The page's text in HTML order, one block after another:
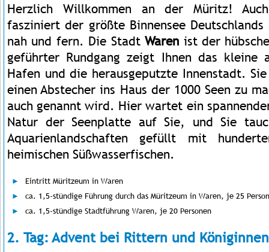
Herzlich Willkommen an der Müritz!
fasziniert der größte Binnensee
nah und fern. Die StadtWaren ist der
geführter Rundgang zeigt Ihnen das kleine
Hafen und die herausgeputzte Innenstadt.
einen Abstecher ins Haus der 1000 Seen zu
auch genannt wird. Hier wartet ein
Natur der Seenplatte auf Sie, und Sie
Aquarienlandschaften gefüllt mit
heimischen Süßwasserfischen.
Eintritt Müritzeum in Waren
ca. 1,5-stündige Führung durch das Müritzeum in Waren, je 25
ca. 1,5-stündige Stadtführung Waren, je 20 Personen
2. Tag: Advent bei Rittern und Königinnen